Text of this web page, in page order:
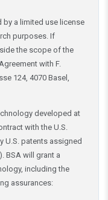
a limited use license
purposes. If
the scope of the
with F.
124, 4070 Basel,
developed at
with the U.S.
U.S. patents assigned
BSA will grant a
including the
assurances: